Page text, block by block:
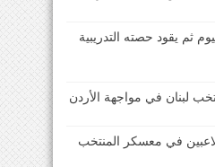
ثم يقود حصته التدريبية
لبنان في مواجهة الأردن
في معسكر المنتخب